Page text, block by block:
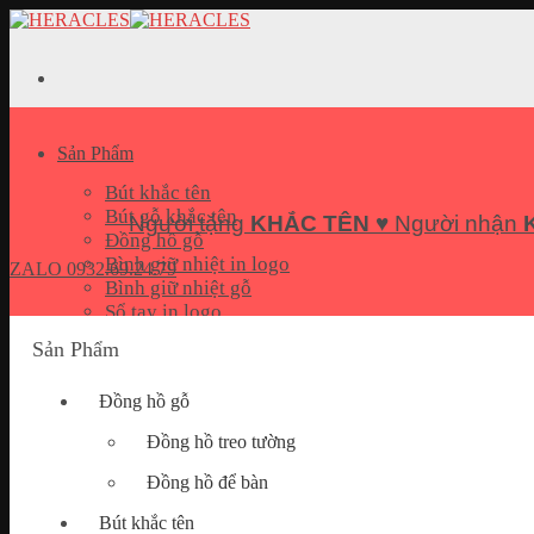
Skip
Sản Phẩm
Bút khắc tên
Bút gỗ khắc tên
Đồng hồ gỗ
Bình giữ nhiệt in logo
Bình giữ nhiệt gỗ
Sổ tay in logo
Pin sạc dự phòng in logo
Móc khoá khắc tên
Hộp đựng name card
Quà tặng doanh nghiệp
Bài Viết
Người tặng KHẮC TÊN ♥ Người nhận
ZALO 0932.69.24.79
Sản Phẩm
Đồng hồ gỗ
Đồng hồ treo tường
Đồng hồ để bàn
Bút khắc tên